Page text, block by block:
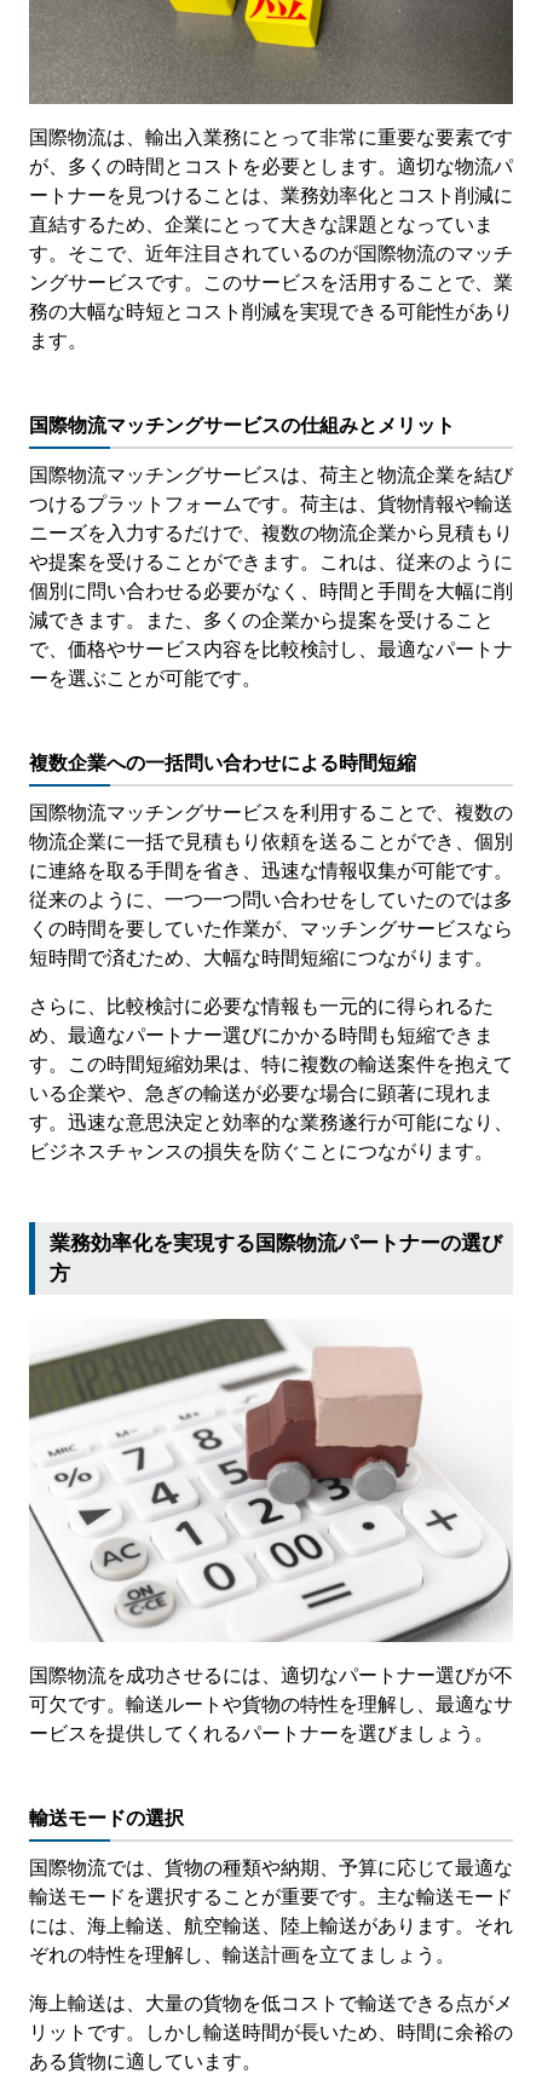
国際物流は、輸出入業務にとって非常に重要な要素です
が、多くの時間とコストを必要とします。適切な物流パ
ートナーを見つけることは、業務効率化とコスト削減に
直結するため、企業にとって大きな課題となっていま
す。そこで、近年注目されているのが国際物流のマッチ
ングサービスです。このサービスを活用することで、業
務の大幅な時短とコスト削減を実現できる可能性があり
ます。
国際物流マッチングサービスの仕組みとメリット
国際物流マッチングサービスは、荷主と物流企業を結び
つけるプラットフォームです。荷主は、貨物情報や輸送
ニーズを入力するだけで、複数の物流企業から見積もり
や提案を受けることができます。これは、従来のように
個別に問い合わせる必要がなく、時間と手間を大幅に削
減できます。また、多くの企業から提案を受けること
で、価格やサービス内容を比較検討し、最適なパートナ
ーを選ぶことが可能です。
複数企業への一括問い合わせによる時間短縮
国際物流マッチングサービスを利用することで、複数の
物流企業に一括で見積もり依頼を送ることができ、個別
に連絡を取る手間を省き、迅速な情報収集が可能です。
従来のように、一つ一つ問い合わせをしていたのでは多
くの時間を要していた作業が、マッチングサービスなら
短時間で済むため、大幅な時間短縮につながります。
さらに、比較検討に必要な情報も一元的に得られるた
め、最適なパートナー選びにかかる時間も短縮できま
す。この時間短縮効果は、特に複数の輸送案件を抱えて
いる企業や、急ぎの輸送が必要な場合に顕著に現れま
す。迅速な意思決定と効率的な業務遂行が可能になり、
ビジネスチャンスの損失を防ぐことにつながります。
業務効率化を実現する国際物流パートナーの選び
方
国際物流を成功させるには、適切なパートナー選びが不
可欠です。輸送ルートや貨物の特性を理解し、最適なサ
ービスを提供してくれるパートナーを選びましょう。
輸送モードの選択
国際物流では、貨物の種類や納期、予算に応じて最適な
輸送モードを選択することが重要です。主な輸送モード
には、海上輸送、航空輸送、陸上輸送があります。それ
ぞれの特性を理解し、輸送計画を立てましょう。
海上輸送は、大量の貨物を低コストで輸送できる点がメ
リットです。しかし輸送時間が長いため、時間に余裕の
ある貨物に適しています。